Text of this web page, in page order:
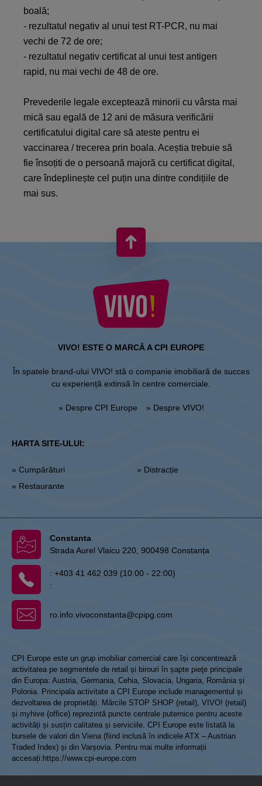
boală;
- rezultatul negativ al unui test RT-PCR, nu mai
vechi de 72 de ore;
- rezultatul negativ certificat al unui test antigen
rapid, nu mai vechi de 48 de ore.
Prevederile legale exceptează minorii cu vârsta mai
mică sau egală de 12 ani de măsura verificării
certificatului digital care să ateste pentru ei
vaccinarea / trecerea prin boala. Aceștia trebuie să
fie însoțiti de o persoană majoră cu certificat digital,
care îndeplinește cel puțin una dintre condițiile de
mai sus.
VIVO! ESTE O MARCĂ A CPI EUROPE
În spatele brand-ului VIVO! stă o companie imobiliară de succes
cu experiență extinsă în centre comerciale.
» Despre CPI Europe » Despre VIVO!
HARTA SITE-ULUI:
» Cumpărături
» Restaurante
» Distracție
Constanta
Strada Aurel Vlaicu 220, 900498 Constanța
: +403 41 462 039 (10:00 - 22:00)
:
ro.info.vivoconstanta@cpipg.com
CPI Europe este un grup imobiliar comercial care își concentrează
activitatea pe segmentele de retail și birouri în șapte pieţe principale
din Europa: Austria, Germania, Cehia, Slovacia, Ungaria, România și
Polonia. Principala activitate a CPI Europe include managementul și
dezvoltarea de proprietăți. Mărcile STOP SHOP (retail), VIVO! (retail)
și myhive (office) reprezintă puncte centrale puternice pentru aceste
activități și susțin calitatea și serviciile. CPI Europe este listată la
bursele de valori din Viena (fiind inclusă în indicele ATX – Austrian
Traded Index) și din Varșovia. Pentru mai multe informații
accesați: https://www.cpi-europe.com